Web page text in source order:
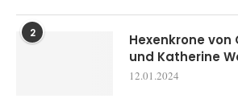
2
Hexenkrone von
und Katherine
12.01.2024